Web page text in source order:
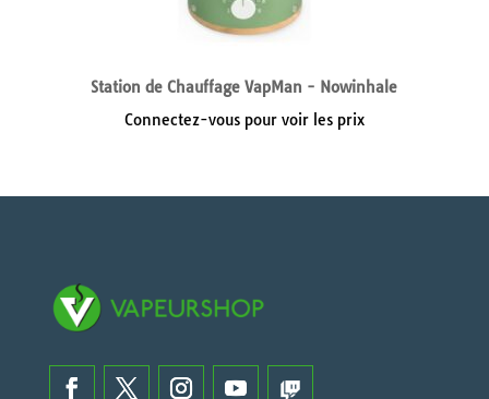
Station de Chauffage VapMan - Nowinhale
Connectez-vous pour voir les prix